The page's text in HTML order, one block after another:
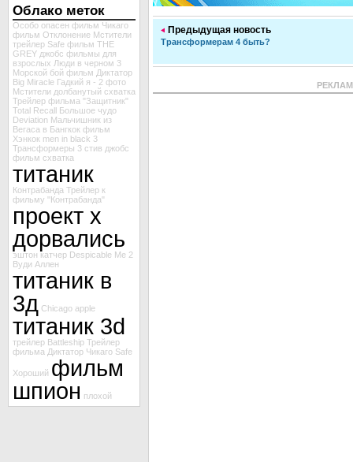
Облако меток
Особо опасен фильм Чикаго
фильм Отклонение Мстители
трейлер Safe фильм THE
GREY джобс фильмы для
взрослых Люди в черном 3
Морской бой фильм Диктатор
Big Miracle Гадкий я - 2 фото
Мстители долбанутый схватка
Трейлер фильма "Защитник"
Total Recall Большое чудо
Deviation Мальчишник из
Вегаса в Бангкок фильм
Хэнкок men in black 3
Трансформеры 3 стив джобс
фильм схватка
титаник
Контрабанда Трейлер к
фильму "Контрабанда"
проект х
дорвались
эштон катчер Despicable Me 2
Вуди Аллен
титаник в
3д Chicago apple
титаник 3d
трейлер Battleship Трейлер
фильма Диктатор Чикаго Safe
Хороший фильм
шпион плохой
Предыдущая новость
Трансформерам 4 быть?